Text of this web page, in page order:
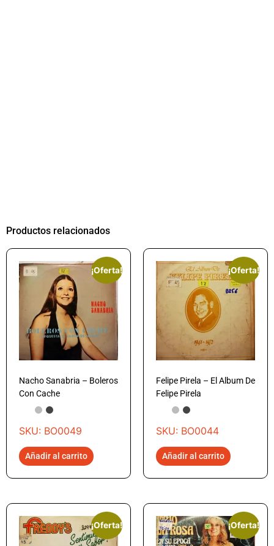
Productos relacionados
¡Oferta!
Nacho Sanabria – Boleros
Con Cache
SKU: BO0049
Añadir al carrito
¡Oferta!
Felipe Pirela – El Album De
Felipe Pirela
SKU: BO0044
Añadir al carrito
¡Oferta! ¡Oferta!